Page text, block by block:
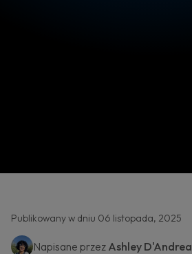
Publikowany w dniu 06 listopada, 2025
Napisane przez Ashley D'Andrea